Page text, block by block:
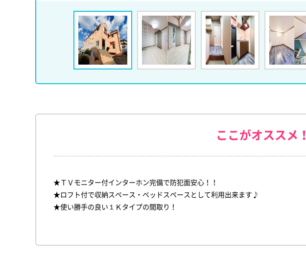
ここがオススメ！
★ＴＶモニター付インターホン完備で防犯面安心！！
★ロフト付で収納スペース・ベッドスペースとして利用出来ます♪
★使い勝手の良い１Ｋタイプの間取り！